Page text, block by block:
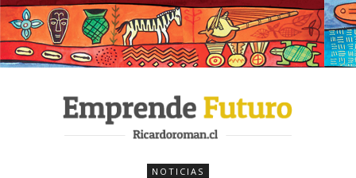
NOTICIAS